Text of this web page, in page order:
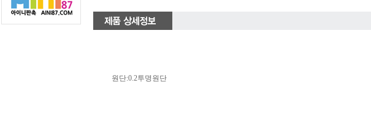
원단:0.2투명원단